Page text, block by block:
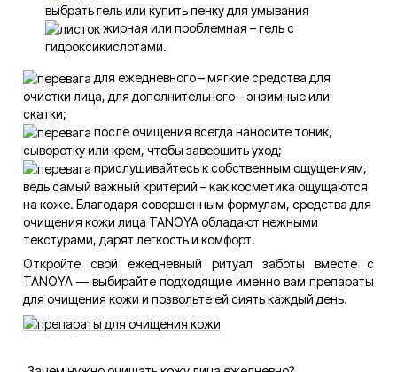
выбрать гель или купить пенку для умывания
жирная или проблемная – гель с
гидроксикислотами.
для ежедневного – мягкие средства для
очистки лица, для дополнительного – энзимные или
скатки;
после очищения всегда наносите тоник,
сыворотку или крем, чтобы завершить уход;
прислушивайтесь к собственным ощущениям,
ведь самый важный критерий – как косметика ощущаются
на коже. Благодаря совершенным формулам, средства для
очищения кожи лица TANOYA обладают нежными
текстурами, дарят легкость и комфорт.
Откройте свой ежедневный ритуал заботы вместе с
TANOYA — выбирайте подходящие именно вам препараты
для очищения кожи и позвольте ей сиять каждый день.